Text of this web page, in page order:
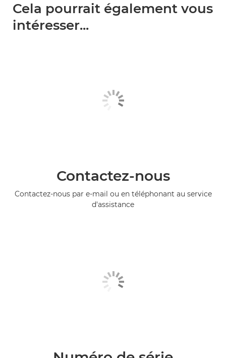
Cela pourrait également vous
intéresser...
Contactez-nous
Contactez-nous par e-mail ou en téléphonant au service
d'assistance